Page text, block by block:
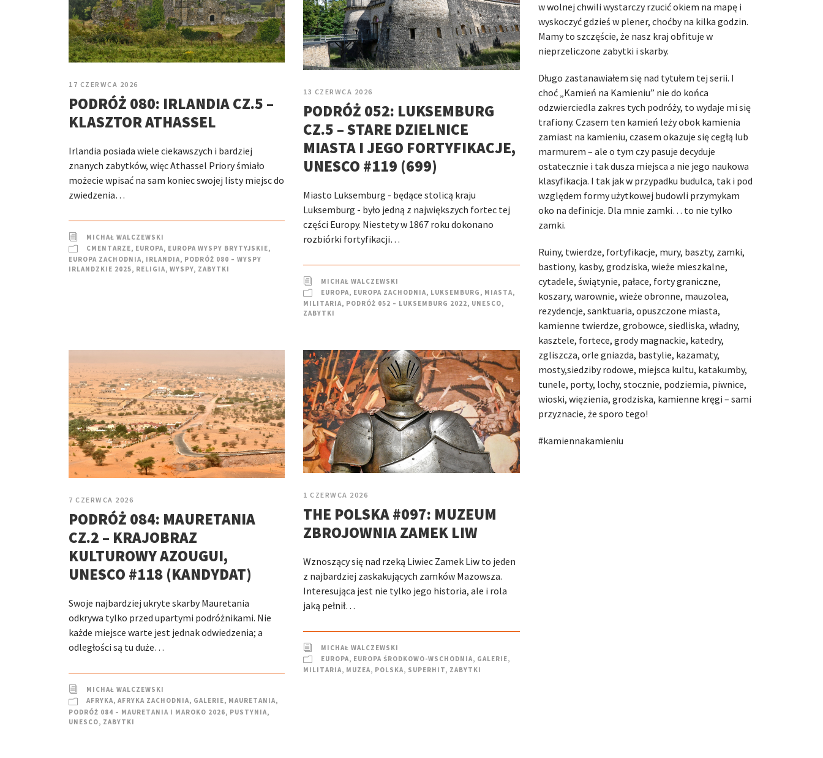
17 CZERWCA 2026
PODRÓŻ 080: IRLANDIA CZ.5 –
KLASZTOR ATHASSEL
Irlandia posiada wiele ciekawszych i bardziej
znanych zabytków, więc Athassel Priory śmiało
możecie wpisać na sam koniec swojej listy miejsc do
zwiedzenia…
MICHAŁ WALCZEWSKI
CMENTARZE, EUROPA, EUROPA WYSPY BRYTYJSKIE,
EUROPA ZACHODNIA, IRLANDIA, PODRÓŻ 080 – WYSPY
IRLANDZKIE 2025, RELIGIA, WYSPY, ZABYTKI
13 CZERWCA 2026
PODRÓŻ 052: LUKSEMBURG
CZ.5 – STARE DZIELNICE
MIASTA I JEGO FORTYFIKACJE,
UNESCO #119 (699)
Miasto Luksemburg - będące stolicą kraju
Luksemburg - było jedną z największych fortec tej
części Europy. Niestety w 1867 roku dokonano
rozbiórki fortyfikacji…
MICHAŁ WALCZEWSKI
EUROPA, EUROPA ZACHODNIA, LUKSEMBURG , MIASTA,
MILITARIA, PODRÓŻ 052 – LUKSEMBURG 2022, UNESCO,
ZABYTKI
7 CZERWCA 2026
PODRÓŻ 084: MAURETANIA
CZ.2 – KRAJOBRAZ
KULTUROWY AZOUGUI,
UNESCO #118 (KANDYDAT)
Swoje najbardziej ukryte skarby Mauretania
odkrywa tylko przed upartymi podróżnikami. Nie
każde miejsce warte jest jednak odwiedzenia; a
odległości są tu duże…
MICHAŁ WALCZEWSKI
AFRYKA, AFRYKA ZACHODNIA, GALERIE, MAURETANIA,
PODRÓŻ 084 – MAURETANIA I MAROKO 2026, PUSTYNIA,
UNESCO, ZABYTKI
1 CZERWCA 2026
THE POLSKA #097: MUZEUM
ZBROJOWNIA ZAMEK LIW
Wznoszący się nad rzeką Liwiec Zamek Liw to jeden
z najbardziej zaskakujących zamków Mazowsza.
Interesująca jest nie tylko jego historia, ale i rola
jaką pełnił…
MICHAŁ WALCZEWSKI
EUROPA, EUROPA ŚRODKOWO-WSCHODNIA, GALERIE,
MILITARIA, MUZEA, POLSKA, SUPERHIT, ZABYTKI
w wolnej chwili wystarczy rzucić okiem na mapę i
wyskoczyć gdzieś w plener, choćby na kilka godzin.
Mamy to szczęście, że nasz kraj obfituje w
nieprzeliczone zabytki i skarby.
Długo zastanawiałem się nad tytułem tej serii. I
choć „Kamień na Kamieniu” nie do końca
odzwierciedla zakres tych podróży, to wydaje mi się
trafiony. Czasem ten kamień leży obok kamienia
zamiast na kamieniu, czasem okazuje się cegłą lub
marmurem – ale o tym czy pasuje decyduje
ostatecznie i tak dusza miejsca a nie jego naukowa
klasyfikacja. I tak jak w przypadku budulca, tak i pod
względem formy użytkowej budowli przymykam
oko na definicje. Dla mnie zamki… to nie tylko
zamki.
Ruiny, twierdze, fortyfikacje, mury, baszty, zamki,
bastiony, kasby, grodziska, wieże mieszkalne,
cytadele, świątynie, pałace, forty graniczne,
koszary, warownie, wieże obronne, mauzolea,
rezydencje, sanktuaria, opuszczone miasta,
kamienne twierdze, grobowce, siedliska, władny,
kasztele, fortece, grody magnackie, katedry,
zgliszcza, orle gniazda, bastylie, kazamaty,
mosty,siedziby rodowe, miejsca kultu, katakumby,
tunele, porty, lochy, stocznie, podziemia, piwnice,
wioski, więzienia, grodziska, kamienne kręgi – sami
przyznacie, że sporo tego!
#kamiennakamieniu